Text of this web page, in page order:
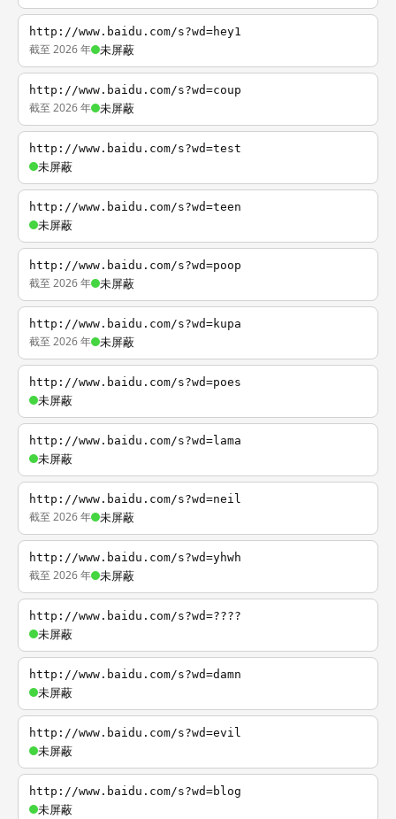
http://www.baidu.com/s?wd=hey1
截至 2026 年 未屏蔽
http://www.baidu.com/s?wd=coup
截至 2026 年 未屏蔽
http://www.baidu.com/s?wd=test
未屏蔽
http://www.baidu.com/s?wd=teen
未屏蔽
http://www.baidu.com/s?wd=poop
截至 2026 年 未屏蔽
http://www.baidu.com/s?wd=kupa
截至 2026 年 未屏蔽
http://www.baidu.com/s?wd=poes
未屏蔽
http://www.baidu.com/s?wd=lama
未屏蔽
http://www.baidu.com/s?wd=neil
截至 2026 年 未屏蔽
http://www.baidu.com/s?wd=yhwh
截至 2026 年 未屏蔽
http://www.baidu.com/s?wd=????
未屏蔽
http://www.baidu.com/s?wd=damn
未屏蔽
http://www.baidu.com/s?wd=evil
未屏蔽
http://www.baidu.com/s?wd=blog
未屏蔽